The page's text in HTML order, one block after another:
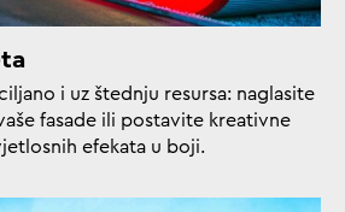
i uz štednju resursa: naglasite
fasade ili postavite kreativne
efekata u boji.